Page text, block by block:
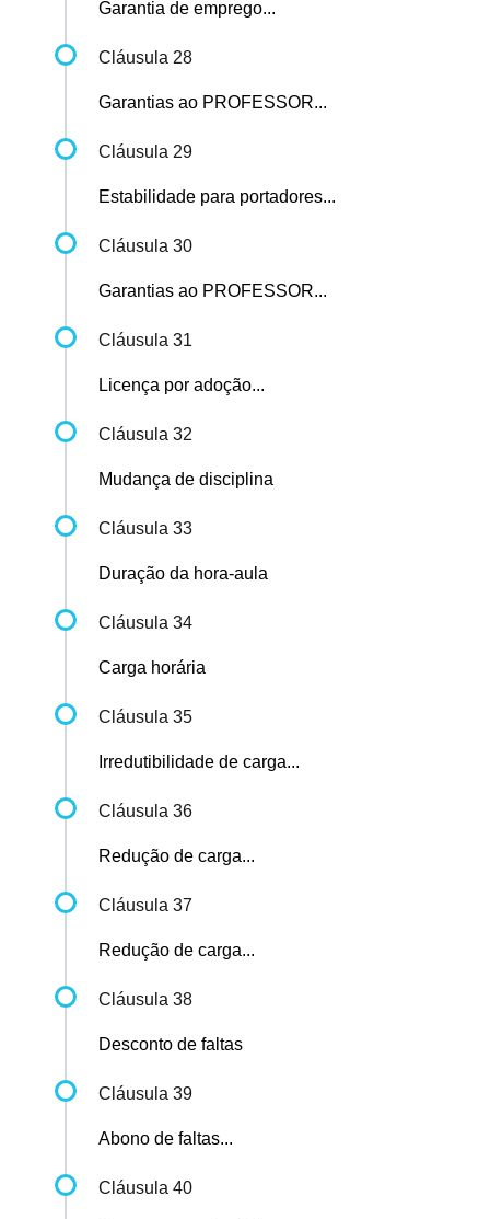
Garantia de emprego...
Cláusula 28
Garantias ao PROFESSOR...
Cláusula 29
Estabilidade para portadores...
Cláusula 30
Garantias ao PROFESSOR...
Cláusula 31
Licença por adoção...
Cláusula 32
Mudança de disciplina
Cláusula 33
Duração da hora-aula
Cláusula 34
Carga horária
Cláusula 35
Irredutibilidade de carga...
Cláusula 36
Redução de carga...
Cláusula 37
Redução de carga...
Cláusula 38
Desconto de faltas
Cláusula 39
Abono de faltas...
Cláusula 40